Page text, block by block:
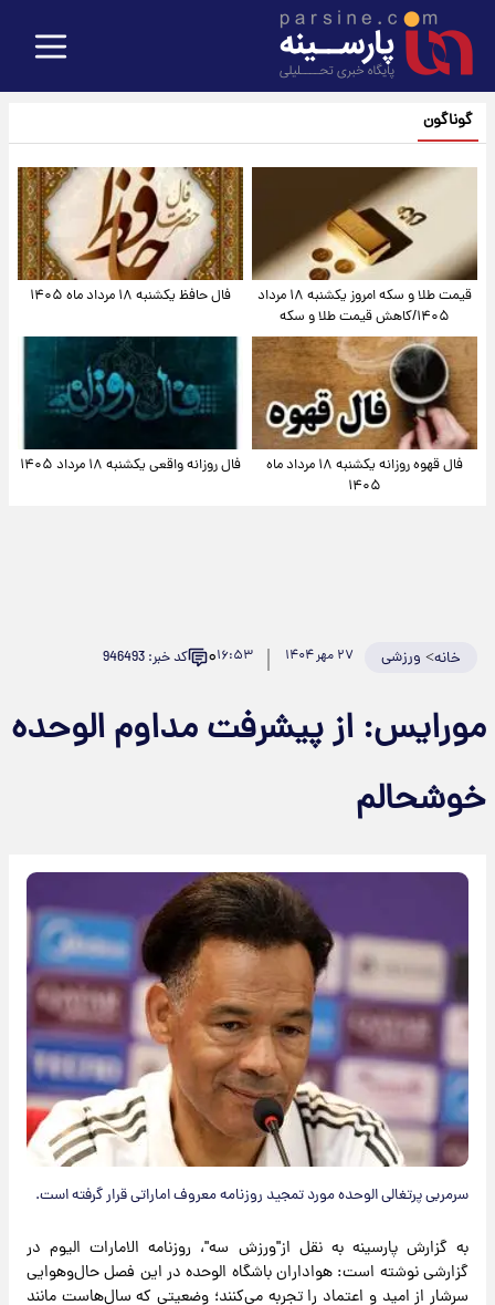
گوناگون
قیمت طلا و سکه امروز یکشنبه ۱۸ مرداد
۱۴۰۵/کاهش قیمت طلا و سکه
فال حافظ یکشنبه ۱۸ مرداد ماه ۱۴۰۵
فال قهوه روزانه یکشنبه ۱۸ مرداد ماه
۱۴۰۵
فال روزانه واقعی یکشنبه ۱۸ مرداد ۱۴۰۵
خانه> ورزشی ۲۷ مهر ۱۴۰۴ ۱۶:۵۳۰ کد خبر: 946493
مورایس: از پیشرفت مداوم الوحده
خوشحالم
سرمربی پرتغالی الوحده مورد تمجید روزنامه معروف اماراتی قرار گرفته است.
به گزارش پارسینه به نقل از"ورزش سه"، روزنامه الامارات الیوم در
گزارشی نوشته است: هواداران باشگاه الوحده در این فصل حال‌و‌هوایی
سرشار از امید و اعتماد را تجربه می‌کنند؛ وضعیتی که سال‌هاست مانند